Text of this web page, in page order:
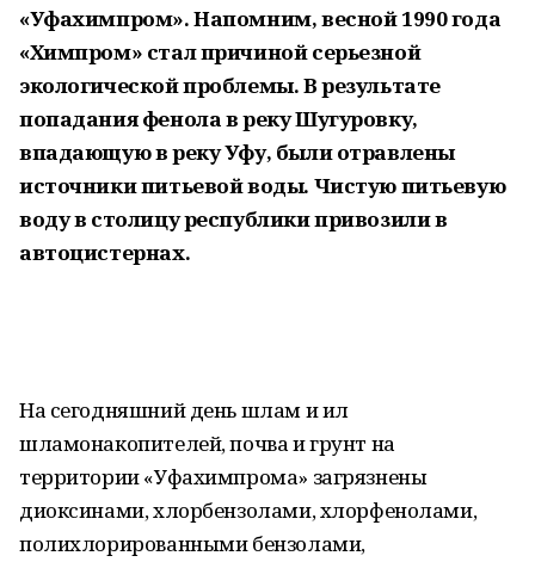
«Уфахимпром». Напомним, весной 1990 года
«Химпром» стал причиной серьезной
экологической проблемы. В результате
попадания фенола в реку Шугуровку,
впадающую в реку Уфу, были отравлены
источники питьевой воды. Чистую питьевую
воду в столицу республики привозили в
автоцистернах.
На сегодняшний день шлам и ил
шламонакопителей, почва и грунт на
территории «Уфахимпрома» загрязнены
диоксинами, хлорбензолами, хлорфенолами,
полихлорированными бензолами,